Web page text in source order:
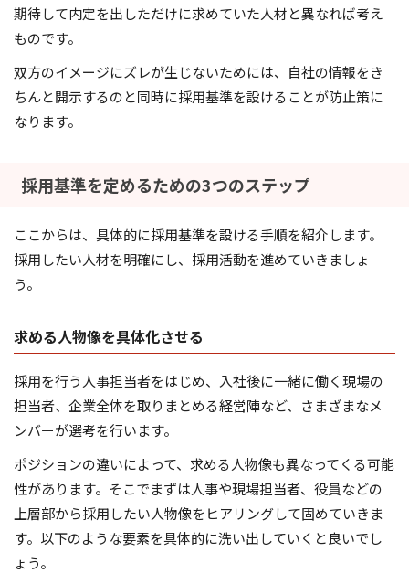
期待して内定を出しただけに求めていた人材と異なれば考え
ものです。
双方のイメージにズレが生じないためには、自社の情報をき
ちんと開示するのと同時に採用基準を設けることが防止策に
なります。
採用基準を定めるための3つのステップ
ここからは、具体的に採用基準を設ける手順を紹介します。
採用したい人材を明確にし、採用活動を進めていきましょ
う。
求める人物像を具体化させる
採用を行う人事担当者をはじめ、入社後に一緒に働く現場の
担当者、企業全体を取りまとめる経営陣など、さまざまなメ
ンバーが選考を行います。
ポジションの違いによって、求める人物像も異なってくる可能
性があります。そこでまずは人事や現場担当者、役員などの
上層部から採用したい人物像をヒアリングして固めていきま
す。以下のような要素を具体的に洗い出していくと良いでし
ょう。